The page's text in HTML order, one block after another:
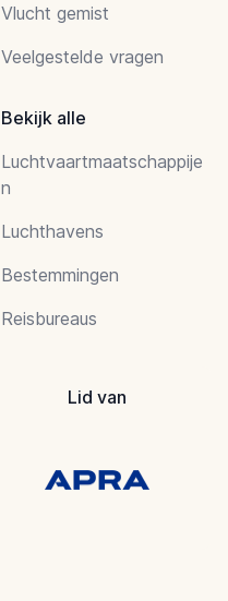
Vlucht gemist
Veelgestelde vragen
Bekijk alle
Luchtvaartmaatschappije
n
Luchthavens
Bestemmingen
Reisbureaus
Lid van